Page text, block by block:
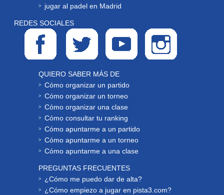
jugar al padel en Madrid
REDES SOCIALES
QUIERO SABER MÁS DE
Cómo organizar un partido
Cómo organizar un torneo
Cómo organizar una clase
Cómo consultar tu ranking
Cómo apuntarme a un partido
Cómo apuntarme a un torneo
Cómo apuntarme a una clase
PREGUNTAS FRECUENTES
¿Cómo me puedo dar de alta?
¿Cómo empiezo a jugar en pista3.com?